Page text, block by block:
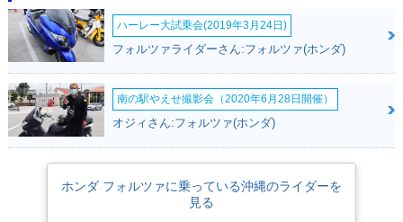
2000年 FORZA・カ
ラーチェンジ
2000年 FORZA・新
登場
JAZZ250
ハーレー大試乗会(2019年3月24日)
フォルツァライダーさん:フォルツァ(ホンダ)
南の駅やえせ撮影会（2020年6月28日開催）
オジィさん:フォルツァ(ホンダ)
ホンダ フォルツァに乗っている沖縄のライダーを
見る